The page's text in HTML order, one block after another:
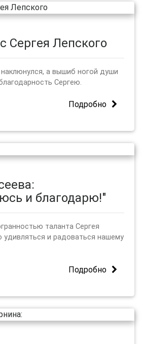
Сергея Лепского
а вышиб ногой души
Сергею.
Подробно
и благодарю!"
таланта Сергея
удивляться и радоваться нашему
Подробно